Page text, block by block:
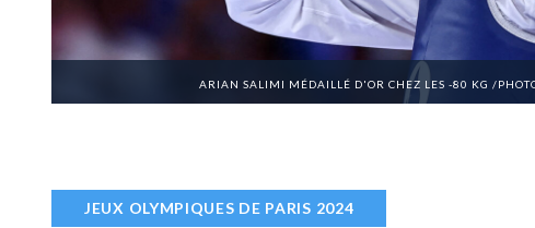
ARIAN SALIMI MÉDAILLÉ D'OR CHEZ LES -80 KG /
JEUX OLYMPIQUES DE PARIS 2024